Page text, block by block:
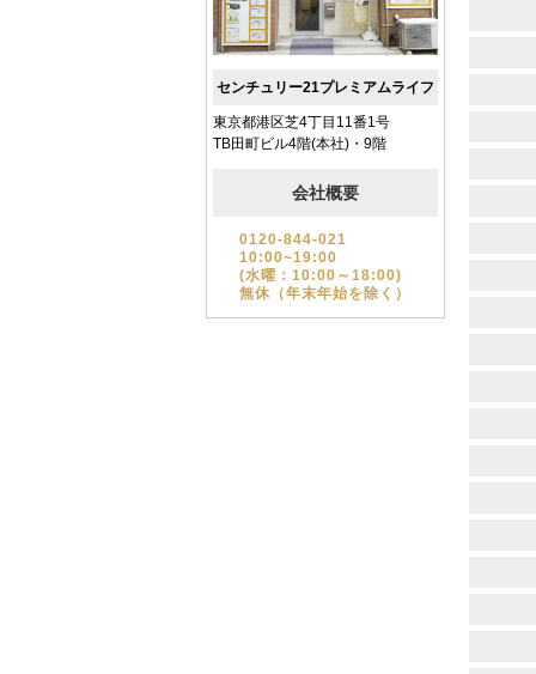
センチュリー21プレミアムライフ
東京都港区芝4丁目11番1号
TB田町ビル4階(本社)・9階
会社概要
0120-844-021
10:00~19:00
(水曜：10:00～18:00)
無休（年末年始を除く）